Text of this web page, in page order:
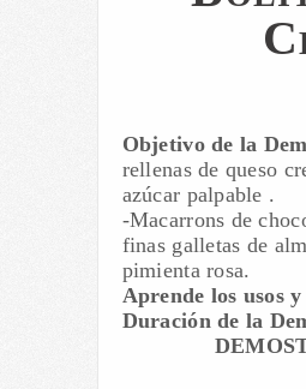
Objetivo de la
rellenas de queso
azúcar palpable .
-Macarrons de
finas galletas de
pimienta rosa.
Aprende los usos
Duración de la